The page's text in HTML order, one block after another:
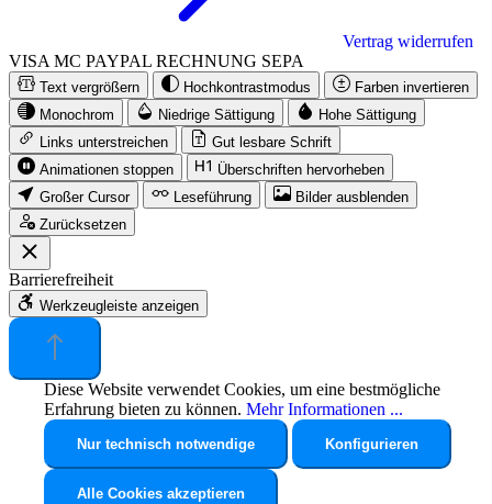
Vertrag widerrufen
VISA MC PAYPAL RECHNUNG SEPA
Text vergrößern Hochkontrastmodus
Farben invertieren
Monochrom
Niedrige Sättigung
Hohe Sättigung
Links unterstreichen
Gut lesbare Schrift
Animationen stoppen
Überschriften hervorheben
Großer Cursor
Leseführung
Bilder ausblenden
Zurücksetzen
Barrierefreiheit
Werkzeugleiste anzeigen
Diese Website verwendet Cookies, um eine bestmögliche
Erfahrung bieten zu können. Mehr Informationen ...
Nur technisch notwendige Konfigurieren
Alle Cookies akzeptieren